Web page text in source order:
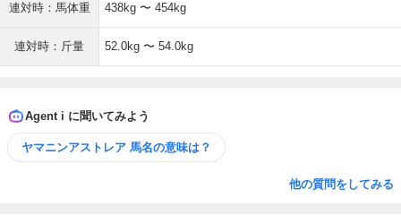
連対時：馬体重 438kg 〜 454kg
連対時：斤量 52.0kg 〜 54.0kg
Agent i に聞いてみよう
ヤマニンアストレア 馬名の意味は？
他の質問をしてみる